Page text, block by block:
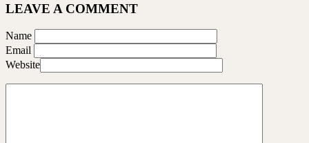
LEAVE A COMMENT
Name
Email
Website